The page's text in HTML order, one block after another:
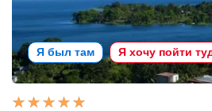
Я был там Я хочу пойти